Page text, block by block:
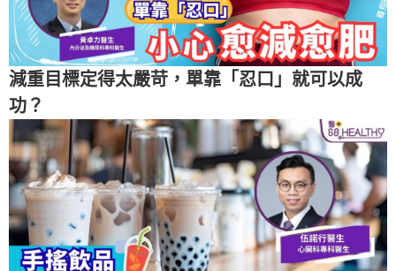
減重目標定得太嚴苛，單靠「忍口」就可以成
功？